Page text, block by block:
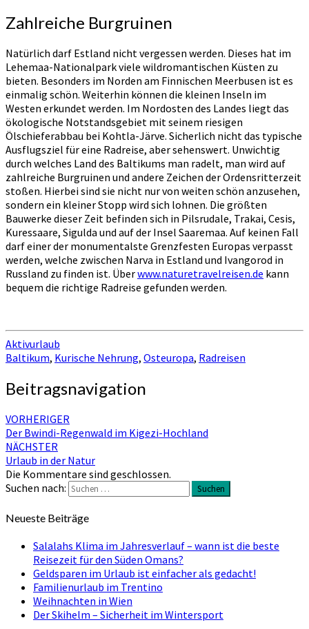
Zahlreiche Burgruinen
Natürlich darf Estland nicht vergessen werden. Dieses hat im
Lehemaa-Nationalpark viele wildromantischen Küsten zu
bieten. Besonders im Norden am Finnischen Meerbusen ist es
einmalig schön. Weiterhin können die kleinen Inseln im
Westen erkundet werden. Im Nordosten des Landes liegt das
ökologische Notstandsgebiet mit seinem riesigen
Ölschieferabbau bei Kohtla-Järve. Sicherlich nicht das typische
Ausflugsziel für eine Radreise, aber sehenswert. Unwichtig
durch welches Land des Baltikums man radelt, man wird auf
zahlreiche Burgruinen und andere Zeichen der Ordensritterzeit
stoßen. Hierbei sind sie nicht nur von weiten schön anzusehen,
sondern ein kleiner Stopp wird sich lohnen. Die größten
Bauwerke dieser Zeit befinden sich in Pilsrudale, Trakai, Cesis,
Kuressaare, Sigulda und auf der Insel Saaremaa. Auf keinen Fall
darf einer der monumentalste Grenzfesten Europas verpasst
werden, welche zwischen Narva in Estland und Ivangorod in
Russland zu finden ist. Überwww.naturetravelreisen.de kann
bequem die richtige Radreise gefunden werden.
Aktivurlaub
Baltikum, Kurische Nehrung, Osteuropa, Radreisen
Beitragsnavigation
VORHERIGER
Der Bwindi-Regenwald im Kigezi-Hochland
NÄCHSTER
Urlaub in der Natur
Die Kommentare sind geschlossen.
Suchen nach:
Suchen
Neueste Beiträge
Salalahs Klima im Jahresverlauf – wann ist die beste
Reisezeit für den Süden Omans?
Geldsparen im Urlaub ist einfacher als gedacht!
Familienurlaub im Trentino
Weihnachten in Wien
Der Skihelm – Sicherheit im Wintersport